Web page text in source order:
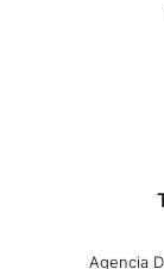
Agencia